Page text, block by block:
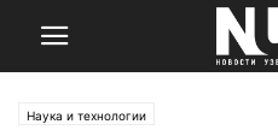
Наука и технологии